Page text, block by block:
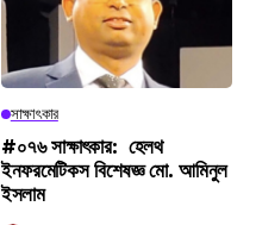
সাক্ষাৎকার
#০৭৬ সাক্ষাৎকার: হেলথ
ইনফরমেটিকস বিশেষজ্ঞ মো. আমিনুল
ইসলাম